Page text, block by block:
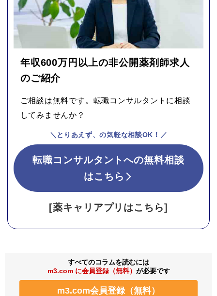
年収600万円以上の非公開薬剤師求人
のご紹介
ご相談は無料です。転職コンサルタントに相談
してみませんか？
＼とりあえず、の気軽な相談OK！／
転職コンサルタントへの無料相談
はこちら
[薬キャリアプリはこちら]
すべてのコラムを読むには
m3.com に会員登録（無料） が必要です
m3.com会員登録（無料）